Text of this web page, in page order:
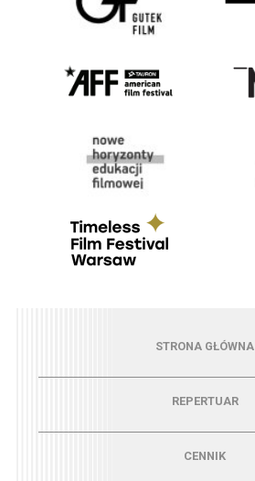
Menu - strona główna
STRONA GŁÓWNA
Menu - repertuarREPERTUAR
CENNIK